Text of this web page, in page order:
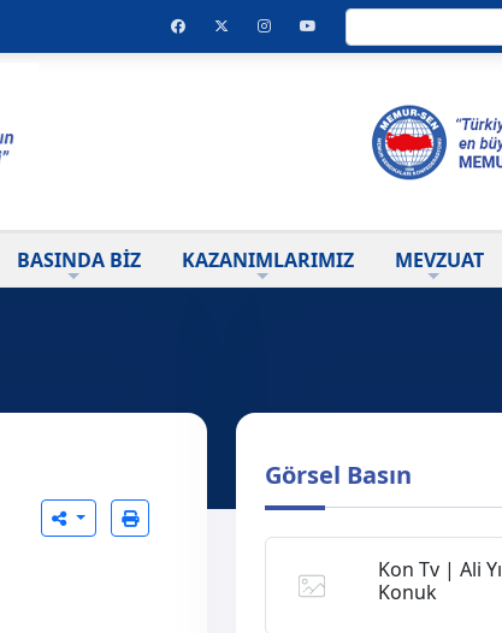
BASINDA BİZ KAZANIMLARIMIZ MEVZUAT
Görsel Basın
Kon Tv | Ali
Konuk